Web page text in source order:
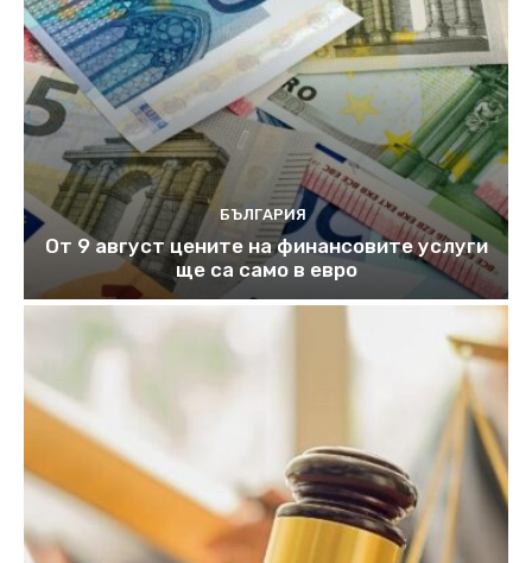
БЪЛГАРИЯ
От 9 август цените на финансовите услуги
ще са само в евро